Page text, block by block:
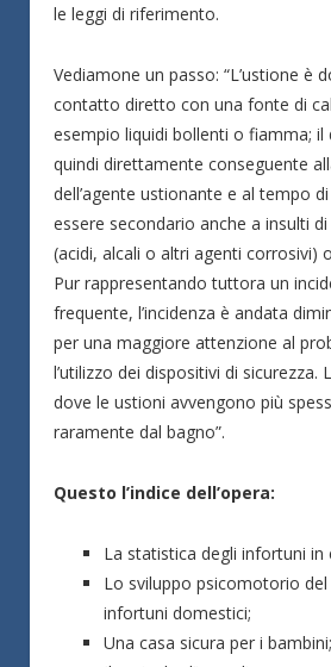
le leggi di riferimento.
Vediamone un passo: “L’ustione è
contatto diretto con una fonte di
esempio liquidi bollenti o fiamma; il
quindi direttamente conseguente
dell’agente ustionante e al tempo
essere secondario anche a insulti
(acidi, alcali o altri agenti corrosivi)
Pur rappresentando tuttora un
frequente, l’incidenza è andata
per una maggiore attenzione al
l’utilizzo dei dispositivi di sicurezza.
dove le ustioni avvengono più
raramente dal bagno”.
Questo l’indice dell’opera:
La statistica degli infortuni in
Lo sviluppo psicomotorio
infortuni domestici;
Una casa sicura per i bambini;